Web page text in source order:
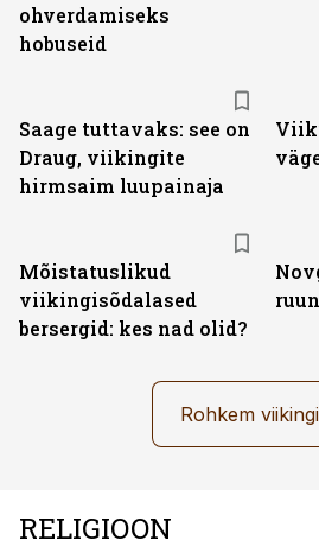
ohverdamiseks
hobuseid
Saage tuttavaks: see on
Draug, viikingite
hirmsaim luupainaja
Mõistatuslikud
viikingisõdalased
bersergid: kes nad olid?
Rohkem
RELIGIOON